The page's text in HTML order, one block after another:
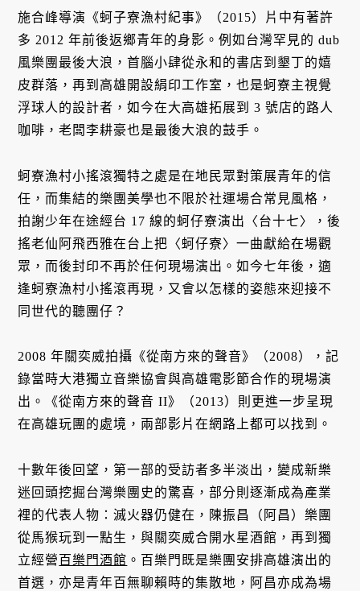
施合峰導演《蚵子寮漁村紀事》（2015）片中有著許
多 2012 年前後返鄉青年的身影。例如台灣罕見的 dub
風樂團最後大浪，首腦小肆從永和的書店到墾丁的嬉
皮群落，再到高雄開設絹印工作室，也是蚵寮主視覺
浮球人的設計者，如今在大高雄拓展到 3 號店的路人
咖啡，老闆李耕豪也是最後大浪的鼓手。
蚵寮漁村小搖滾獨特之處是在地民眾對策展青年的信
任，而集結的樂團美學也不限於社運場合常見風格，
拍謝少年在途經台 17 線的蚵仔寮演出〈台十七〉，後
搖老仙阿飛西雅在台上把〈蚵仔寮〉一曲獻給在場觀
眾，而後封印不再於任何現場演出。如今七年後，適
逢蚵寮漁村小搖滾再現，又會以怎樣的姿態來迎接不
同世代的聽團仔？
2008 年關奕威拍攝《從南方來的聲音》（2008），記
錄當時大港獨立音樂協會與高雄電影節合作的現場演
出。《從南方來的聲音 II》（2013）則更進一步呈現
在高雄玩團的處境，兩部影片在網路上都可以找到。
十數年後回望，第一部的受訪者多半淡出，變成新樂
迷回頭挖掘台灣樂團史的驚喜，部分則逐漸成為產業
裡的代表人物：滅火器仍健在，陳振昌（阿昌）樂團
從馬猴玩到一點生，與關奕威合開水星酒館，再到獨
立經營百樂門酒館 。百樂門既是樂團安排高雄演出的
首選，亦是青年百無聊賴時的集散地，阿昌亦成為場